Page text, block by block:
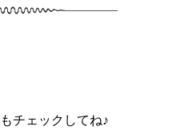
もチェックしてね♪